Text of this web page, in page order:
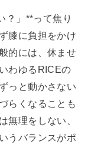
？」**って焦り
膝に負担をかけ
的には、休ませ
わゆるRICEの
っと動かさない
らくなることも
無理をしない、
うバランスがポ